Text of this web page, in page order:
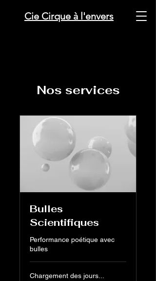
Cie Cirque à l'envers
Nos services
Bulles
Scientifiques
Performance poétique avec
bulles
Chargement des jours...